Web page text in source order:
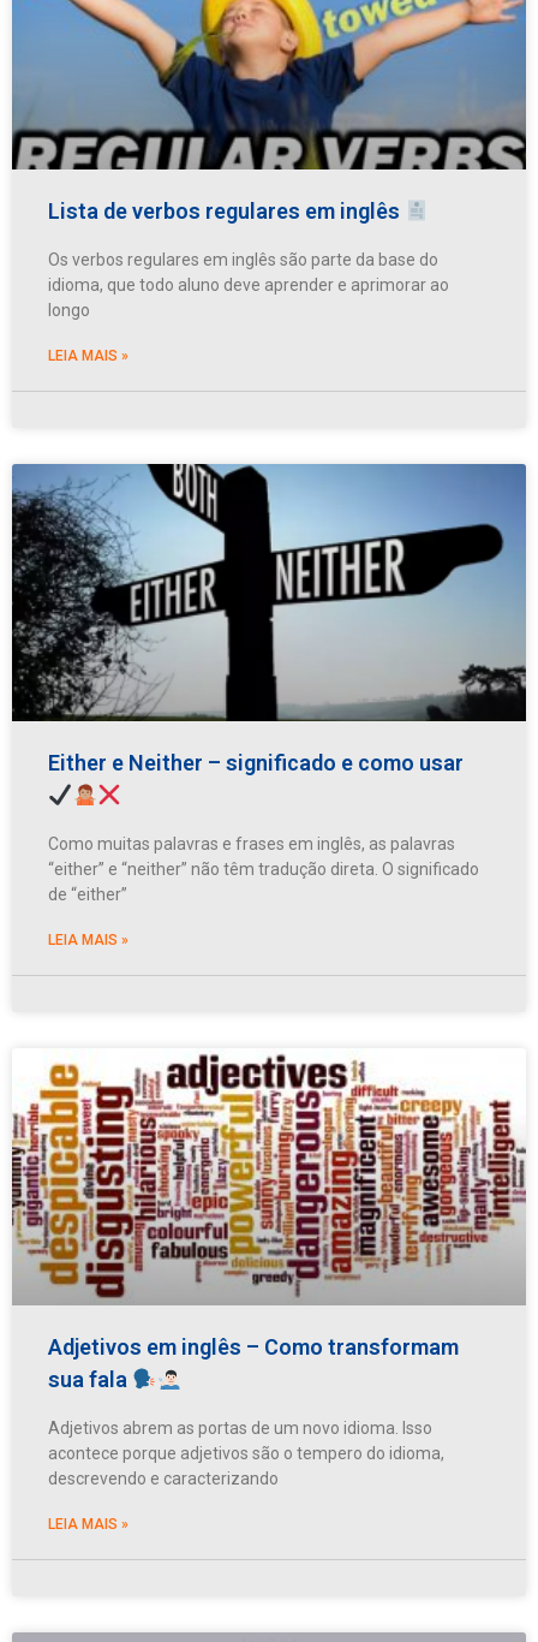
Lista de verbos regulares em inglês
Os verbos regulares em inglês são parte da base do
idioma, que todo aluno deve aprender e aprimorar ao
longo
LEIA MAIS »
Either e Neither – significado e como usar
Como muitas palavras e frases em inglês, as palavras
“either” e “neither” não têm tradução direta. O significado
de “either”
LEIA MAIS »
Adjetivos em inglês – Como transformam
sua fala
Adjetivos abrem as portas de um novo idioma. Isso
acontece porque adjetivos são o tempero do idioma,
descrevendo e caracterizando
LEIA MAIS »